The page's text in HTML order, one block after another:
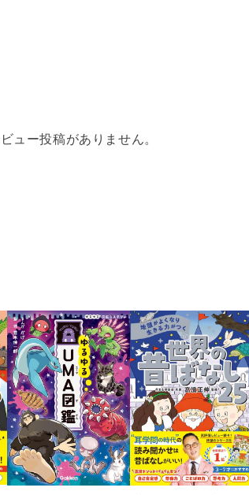
ュー投稿がありません。